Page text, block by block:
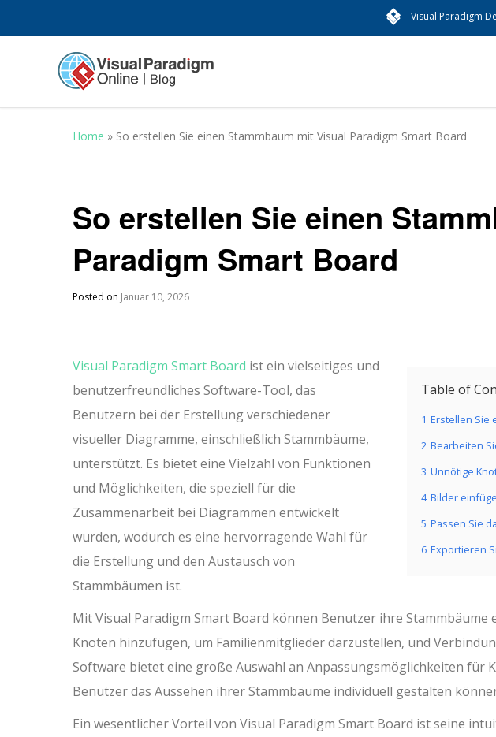
Visual Paradigm
Home » So erstellen Sie einen Stammbaum mit Visual Paradigm Smart Board
So erstellen Sie einen
Paradigm Smart Board
Posted on Januar 10, 2026
Table of
1 Erstellen Sie
2 Bearbeiten
3 Unnötige
4 Bilder
5 Passen Sie
6 Exportieren
Visual Paradigm Smart Board ist ein vielseitiges und
benutzerfreundliches Software-Tool, das
Benutzern bei der Erstellung verschiedener
visueller Diagramme, einschließlich Stammbäume,
unterstützt. Es bietet eine Vielzahl von Funktionen
und Möglichkeiten, die speziell für die
Zusammenarbeit bei Diagrammen entwickelt
wurden, wodurch es eine hervorragende Wahl für
die Erstellung und den Austausch von
Stammbäumen ist.
Mit Visual Paradigm Smart Board können Benutzer ihre Stammbäume
Knoten hinzufügen, um Familienmitglieder darzustellen, und
Software bietet eine große Auswahl an Anpassungsmöglichkeiten für
Benutzer das Aussehen ihrer Stammbäume individuell gestalten
Ein wesentlicher Vorteil von Visual Paradigm Smart Board ist seine